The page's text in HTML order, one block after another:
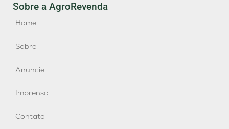
Sobre a AgroRevenda
Home
Sobre
Anuncie
Imprensa
Contato